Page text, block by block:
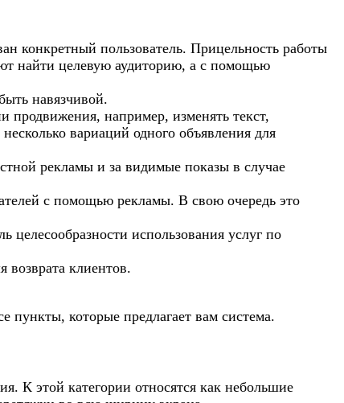
конкретный пользователь. Прицельность работы
найти целевую аудиторию, а с помощью
навязчивой.
продвижения, например, изменять текст,
вариаций одного объявления для
рекламы и за видимые показы в случае
с помощью рекламы. В свою очередь это
целесообразности использования услуг по
возврата клиентов.
которые предлагает вам система.
К этой категории относятся как небольшие